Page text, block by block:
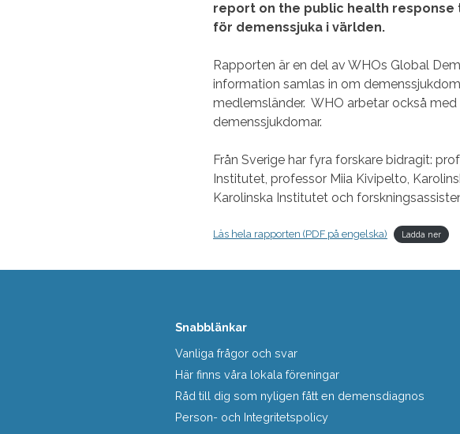
report on the public health response
för demenssjuka i världen.
Rapporten är en del av WHOs Global
information samlas in om
medlemsländer. WHO arbetar också
demenssjukdomar.
Från Sverige har fyra forskare bidragit:
Institutet, professor Miia Kivipelto,
Karolinska Institutet och
Läs hela rapporten (PDF på engelska) Ladda ner
Snabblänkar
Vanliga frågor och svar
Här finns våra lokala föreningar
Råd till dig som nyligen fått en demensdiagnos
Person- och Integritetspolicy